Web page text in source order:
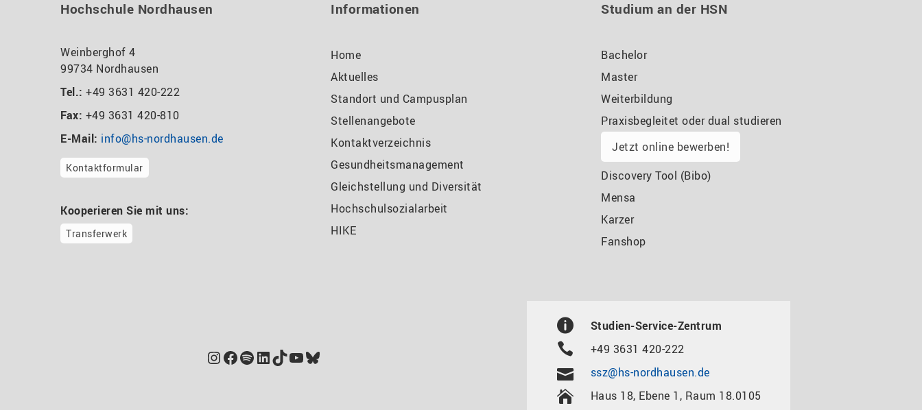
Hochschule Nordhausen
Weinberghof 4
99734 Nordhausen
Tel.: +49 3631 420-222
Fax: +49 3631 420-810
E-Mail: info@hs-nordhausen.de
Kontaktformular
Kooperieren Sie mit uns:
Transferwerk
Informationen
Home
Aktuelles
Standort und Campusplan
Stellenangebote
Kontaktverzeichnis
Gesundheitsmanagement
Gleichstellung und Diversität
Hochschulsozialarbeit
HIKE
Studium an der HSN
Bachelor
Master
Weiterbildung
Praxisbegleitet oder dual studieren
Jetzt online bewerben!
Discovery Tool (Bibo)
Mensa
Karzer
Fanshop
Instagram
Facebook
Spotify
LinkedIn
TikTok
YouTube
Bluesky
Studien-Service-Zentrum
+49 3631 420-222
ssz@hs-nordhausen.de
Haus 18, Ebene 1, Raum 18.0105